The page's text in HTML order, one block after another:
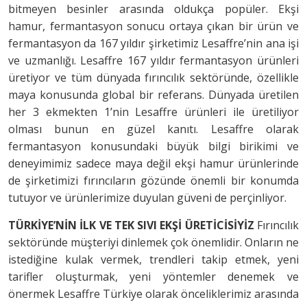
bitmeyen besinler arasında oldukça popüler. Ekşi
hamur, fermantasyon sonucu ortaya çıkan bir ürün ve
fermantasyon da 167 yıldır şirketimiz Lesaffre’nin ana işi
ve uzmanlığı. Lesaffre 167 yıldır fermantasyon ürünleri
üretiyor ve tüm dünyada fırıncılık sektöründe, özellikle
maya konusunda global bir referans. Dünyada üretilen
her 3 ekmekten 1’nin Lesaffre ürünleri ile üretiliyor
olması bunun en güzel kanıtı. Lesaffre olarak
fermantasyon konusundaki büyük bilgi birikimi ve
deneyimimiz sadece maya değil ekşi hamur ürünlerinde
de şirketimizi fırıncıların gözünde önemli bir konumda
tutuyor ve ürünlerimize duyulan güveni de perçinliyor.
TÜRKİYE’NİN İLK VE TEK SIVI EKŞİ ÜRETİCİSİYİZ Fırıncılık
sektöründe müşteriyi dinlemek çok önemlidir. Onların ne
istediğine kulak vermek, trendleri takip etmek, yeni
tarifler oluşturmak, yeni yöntemler denemek ve
önermek Lesaffre Türkiye olarak önceliklerimiz arasında